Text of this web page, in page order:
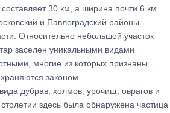
30 км, а ширина почти 6 км.
и Павлоградский районы
Относительно небольшой участок
заселен уникальными видами
многие из которых признаны
законом.
дубрав, холмов, урочищ, оврагов и
здесь была обнаружена частица